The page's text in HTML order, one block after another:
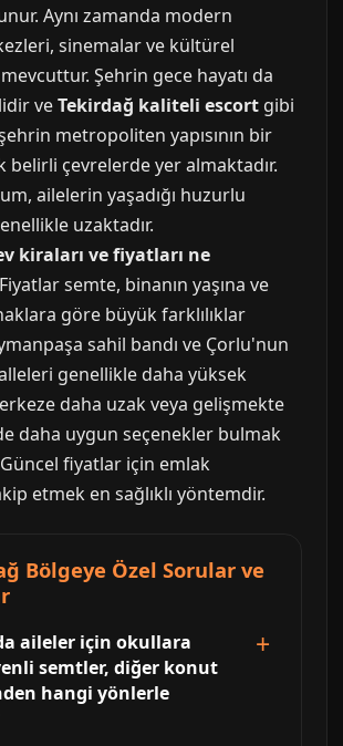
Aynı zamanda modern
sinemalar ve kültürel
Şehrin gece hayatı da
veTekirdağ kaliteli escort gibi
metropoliten yapısının bir
belirli çevrelerde yer almaktadır.
ailelerin yaşadığı huzurlu
uzaktadır.
kiraları ve fiyatları ne
Fiyatlar semte, binanın yaşına ve
göre büyük farklılıklar
sahil bandı ve Çorlu'nun
genellikle daha yüksek
daha uzak veya gelişmekte
daha uygun seçenekler bulmak
fiyatlar için emlak
etmek en sağlıklı yöntemdir.
Bölgeye Özel Sorular ve
aileler için okullara
semtler, diğer konut
hangi yönlerle